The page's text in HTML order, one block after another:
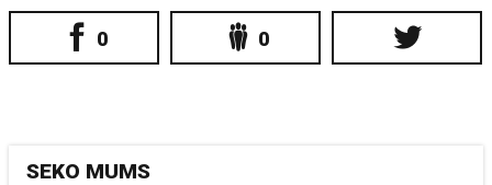
0 0
SEKO MUMS